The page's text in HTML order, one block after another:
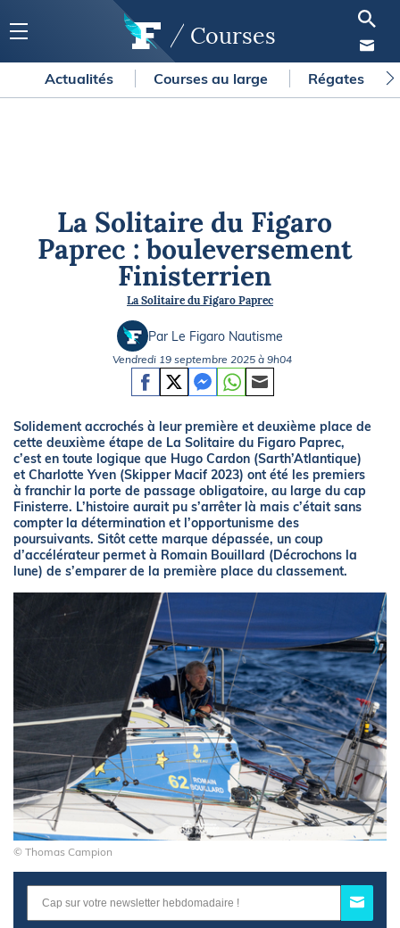
Courses
Actualités Courses au large Régates
La Solitaire du Figaro
Paprec : bouleversement
Finisterrien
La Solitaire du Figaro Paprec
Par Le Figaro Nautisme
Vendredi 19 septembre 2025 à 9h04
Solidement accrochés à leur première et deuxième place de
cette deuxième étape de La Solitaire du Figaro Paprec,
c’est en toute logique que Hugo Cardon (Sarth’Atlantique)
et Charlotte Yven (Skipper Macif 2023) ont été les premiers
à franchir la porte de passage obligatoire, au large du cap
Finisterre. L’histoire aurait pu s’arrêter là mais c’était sans
compter la détermination et l’opportunisme des
poursuivants. Sitôt cette marque dépassée, un coup
d’accélérateur permet à Romain Bouillard (Décrochons la
lune) de s’emparer de la première place du classement.
© Thomas Campion